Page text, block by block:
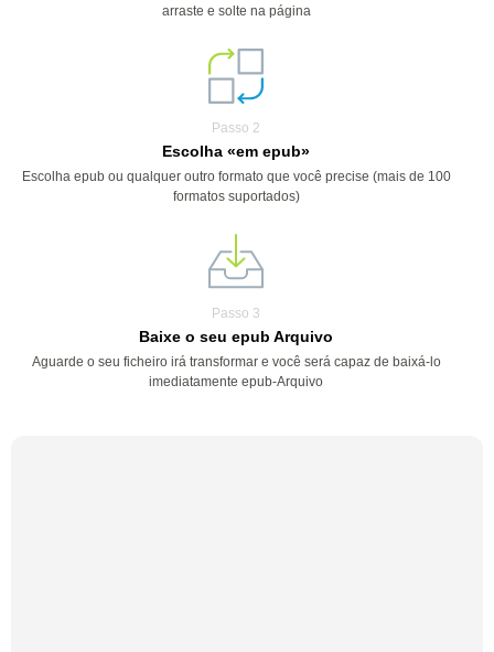
arraste e solte na página
Passo 2
Escolha «em epub»
Escolha epub ou qualquer outro formato que você precise (mais de 100
formatos suportados)
Passo 3
Baixe o seu epub Arquivo
Aguarde o seu ficheiro irá transformar e você será capaz de baixá-lo
imediatamente epub-Arquivo